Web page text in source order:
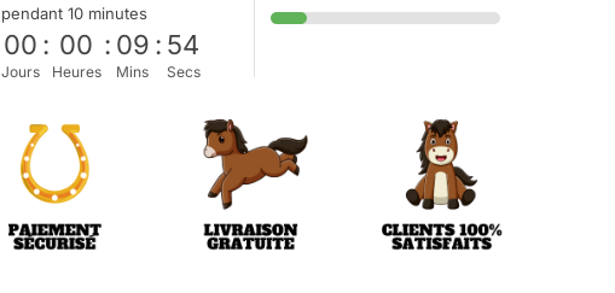
pendant 10 minutes
00
Jours
: 00
Heures
: 09
Mins
: 53
Secs